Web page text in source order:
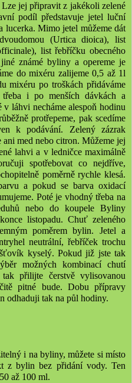
jej připravit z jakékoli zelené
podíl představuje jetel luční
lucerka. Mimo jetel můžeme dát
(Urtica dioica), list
list řebříčku obecného
známé byliny a opereme je
do mixéru zalijeme 0,5 až 1l
mixéru po troškách přidáváme
i po menších dávkách a
láhvi necháme alespoň hodinu
protřepeme, pak scedíme
k podávání. Zelený zázrak
ani med nebo citron. Můžeme jej
lahvi a v ledničce maximálně
spotřebovat co nejdříve,
poměrně rychle klesá.
a pokud se barva oxidací
Poté je vhodný třeba na
nebo do koupele Byliny
listopadu. Chuť zeleného
poměrem bylin. Jetel a
neutrální, řebříček trochu
kyselý. Pokud již jste tak
možných kombinací chutí
přilijte čerstvě vylisovanou
pitné bude. Dobu přípravy
odhaduji tak na půl hodiny.
i na byliny, můžete si místo
z bylin bez přidání vody. Ten
až 100 ml.